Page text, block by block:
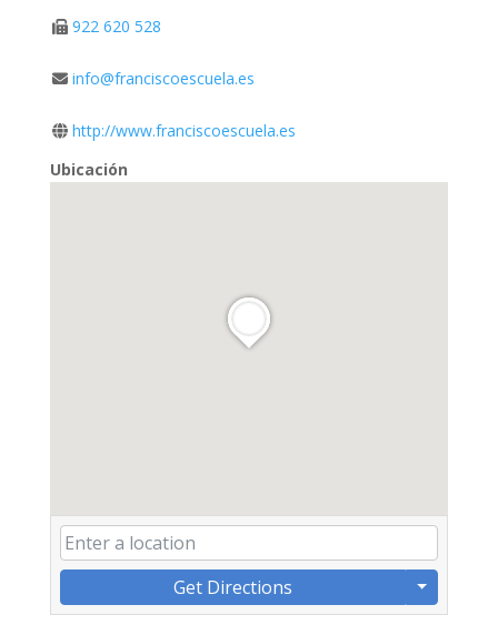
922 620 528
info@franciscoescuela.es
http://www.franciscoescuela.es
Ubicación
Get Directions